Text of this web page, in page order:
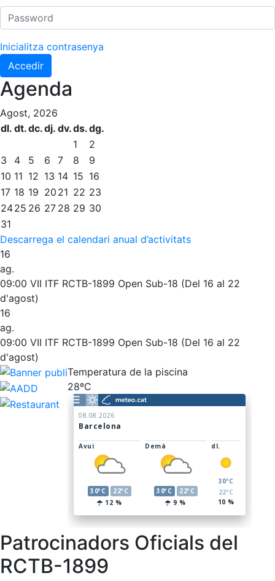
Inicialitza contrasenya
Accedir
Agenda
Agost, 2026
dl. dt.dc.dj. dv.ds.dg.
1
2
3
4 5 6 7 8
9
10 11 12 13 14 15 16
17 18 19 20 21 22 23
2425 26 27 28 29 30
31
Descarrega el calendari anual d’activitats
16
ag.
09:00 VII ITF RCTB-1899 Open Sub-18 (Del 16 al 22
d'agost)
16
ag.
09:00 VII ITF RCTB-1899 Open Sub-18 (Del 16 al 22
d'agost)
Temperatura de la piscina
28ºC
Patrocinadors Oficials del
RCTB-1899